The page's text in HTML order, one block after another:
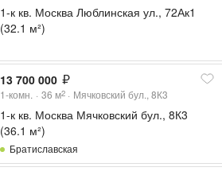
1-к кв. Москва Люблинская ул., 72Ак1
(32.1 м²)
13 700 000
1-комн. 36 м2 Мячковский бул., 8К3
1-к кв. Москва Мячковский бул., 8К3
(36.1 м²)
Братиславская